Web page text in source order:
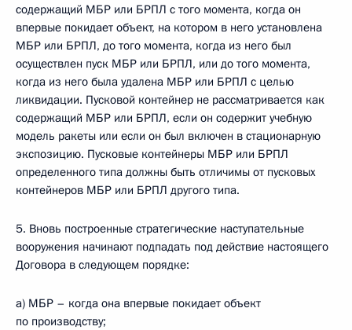
содержащий МБР или БРПЛ с того момента, когда он
впервые покидает объект, на котором в него установлена
МБР или БРПЛ, до того момента, когда из него был
осуществлен пуск МБР или БРПЛ, или до того момента,
когда из него была удалена МБР или БРПЛ с целью
ликвидации. Пусковой контейнер не рассматривается как
содержащий МБР или БРПЛ, если он содержит учебную
модель ракеты или если он был включен в стационарную
экспозицию. Пусковые контейнеры МБР или БРПЛ
определенного типа должны быть отличимы от пусковых
контейнеров МБР или БРПЛ другого типа.
5. Вновь построенные стратегические наступательные
вооружения начинают подпадать под действие настоящего
Договора в следующем порядке:
а) МБР – когда она впервые покидает объект
по производству;